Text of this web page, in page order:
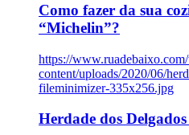
Como fazer da sua
“Michelin”?
https://
content/uploads/2020/06/
fileminimizer-335x256.jpg
Herdade dos